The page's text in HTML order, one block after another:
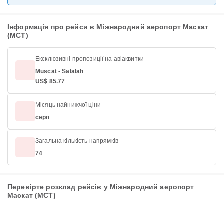
Інформація про рейси в Міжнародний аеропорт Маскат
(MCT)
Ексклюзивні пропозиції на авіаквитки
Muscat - Salalah
US$ 85.77
Місяць найнижчої ціни
серп
Загальна кількість напрямків
74
Перевірте розклад рейсів у Міжнародний аеропорт
Маскат (MCT)